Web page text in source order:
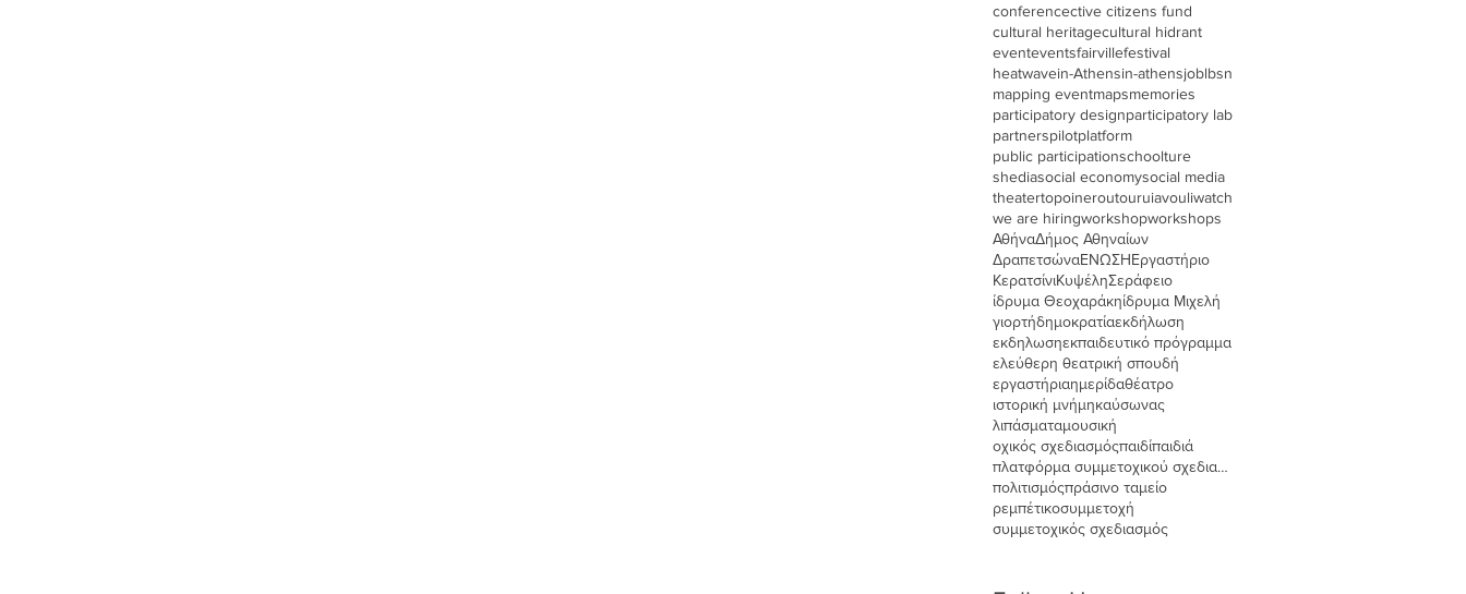
conferencective citizens fund
cultural heritagecultural hidrant
eventeventsfairvillefestival
heatwavein-Athensin-athensjoblbsn
mapping eventmapsmemories
participatory designparticipatory lab
partnerspilotplatform
public participationschoolture
shediasocial economysocial media
theatertopoineroutouruiavouliwatch
we are hiringworkshopworkshops
ΑθήναΔήμος Αθηναίων
ΔραπετσώναΕΝΩΣΗΕργαστήριο
ΚερατσίνιΚυψέληΣεράφειο
ίδρυμα Θεοχαράκηίδρυμα Μιχελή
γιορτήδημοκρατίαεκδήλωση
εκδηλωσηεκπαιδευτικό πρόγραμμα
ελεύθερη θεατρική σπουδή
εργαστήριαημερίδαθέατρο
ιστορική μνήμηκαύσωνας
λιπάσματαμουσική
οχικός σχεδιασμόςπαιδίπαιδιά
πλατφόρμα συμμετοχικού σχεδιασμού
πολιτισμόςπράσινο ταμείο
ρεμπέτικοσυμμετοχή
συμμετοχικός σχεδιασμός